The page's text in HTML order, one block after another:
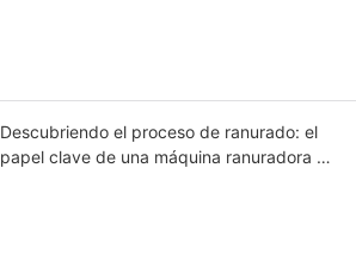
Descubriendo el proceso de ranurado: el
papel clave de una máquina ranuradora de